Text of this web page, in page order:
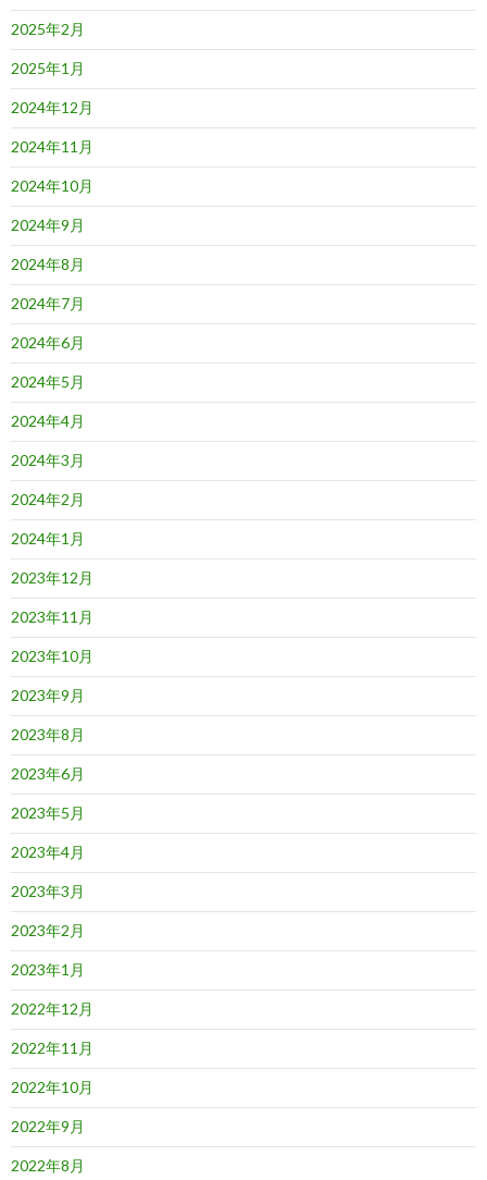
2025年2月
2025年1月
2024年12月
2024年11月
2024年10月
2024年9月
2024年8月
2024年7月
2024年6月
2024年5月
2024年4月
2024年3月
2024年2月
2024年1月
2023年12月
2023年11月
2023年10月
2023年9月
2023年8月
2023年6月
2023年5月
2023年4月
2023年3月
2023年2月
2023年1月
2022年12月
2022年11月
2022年10月
2022年9月
2022年8月